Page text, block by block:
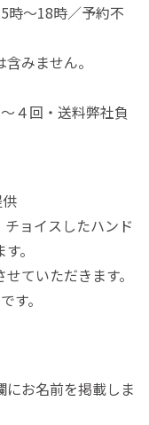
時〜18時／予約不
みません。
〜４回・送料弊社負
ョイスしたハンド
。
ていただきます。
す。
お名前を掲載しま